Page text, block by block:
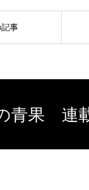
青果 連